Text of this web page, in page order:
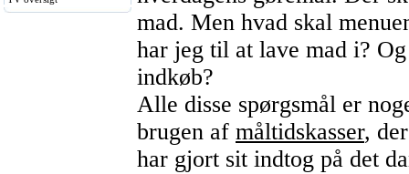
mad. Men hvad skal
har jeg til at lave mad i?
indkøb?
Alle disse spørgsmål er
brugen af måltidskasser,
har gjort sit indtog på det